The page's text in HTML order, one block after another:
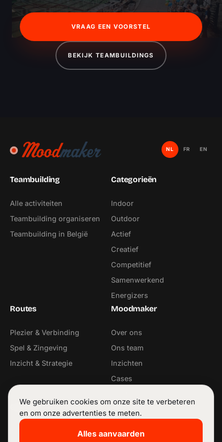
VRAAG EEN VOORSTEL
BEKIJK TEAMBUILDINGS
NL FR EN
Teambuilding
Alle activiteiten
Teambuilding organiseren
Teambuilding in België
Categorieën
Indoor
Outdoor
Actief
Creatief
Competitief
Samenwerkend
Energizers
Routes
Plezier & Verbinding
Spel & Zingeving
Inzicht & Strategie
Moodmaker
Over ons
Ons team
Inzichten
Cases
Contact
info@moodmaker.be
Volg ons
LinkedIn
We gebruiken cookies om onze site te verbeteren
en om onze advertenties te meten.
Alles aanvaarden